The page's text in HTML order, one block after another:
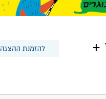
+ להזמנת ההצגה